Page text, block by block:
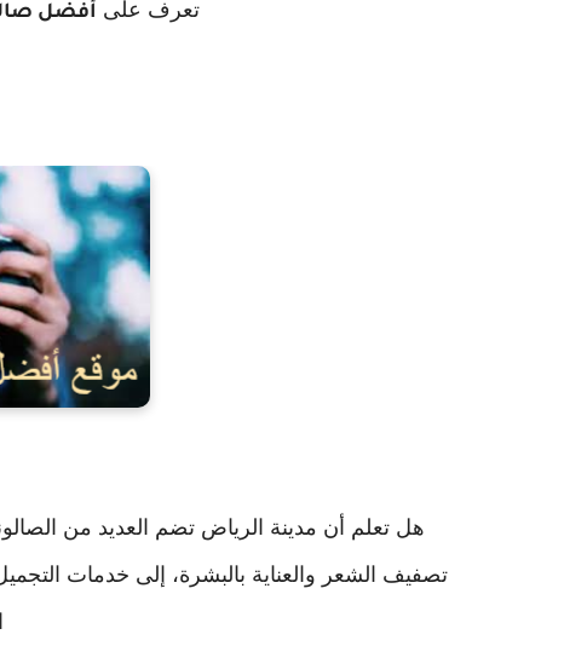
تعرف على أفضل
هل تعلم أن مدينة الرياض تضم العديد من
تصفيف الشعر والعناية بالبشرة، إلى خدمات